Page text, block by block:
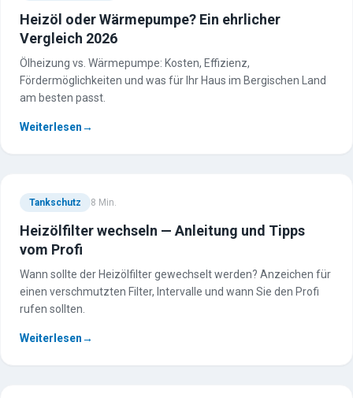
Heizöl oder Wärmepumpe? Ein ehrlicher
Vergleich 2026
Ölheizung vs. Wärmepumpe: Kosten, Effizienz,
Fördermöglichkeiten und was für Ihr Haus im Bergischen Land
am besten passt.
Weiterlesen→
Tankschutz 8 Min.
Heizölfilter wechseln — Anleitung und Tipps
vom Profi
Wann sollte der Heizölfilter gewechselt werden? Anzeichen für
einen verschmutzten Filter, Intervalle und wann Sie den Profi
rufen sollten.
Weiterlesen→